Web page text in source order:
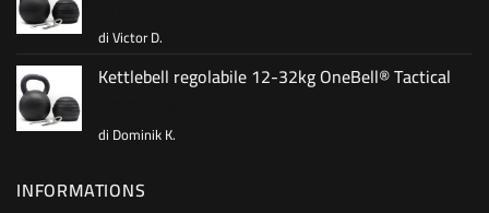
Valutato
di Victor D.
Kettlebell regolabile 12-32kg OneBell® Tactical
Valutato
di Dominik K.
INFORMATIONS